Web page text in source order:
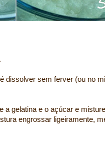
dissolver sem ferver (ou no
a gelatina e o açúcar e
engrossar ligeiramente,